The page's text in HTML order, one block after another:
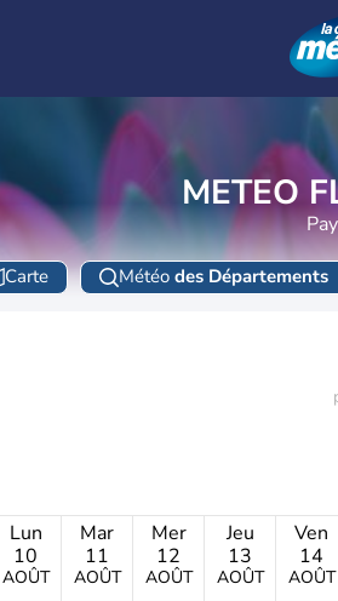
METEO
Carte Météo des Départements
Lun
10
AOÛT
Mar
11
AOÛT
Mer
12
AOÛT
Jeu
13
AOÛT
Ven
14
AOÛT